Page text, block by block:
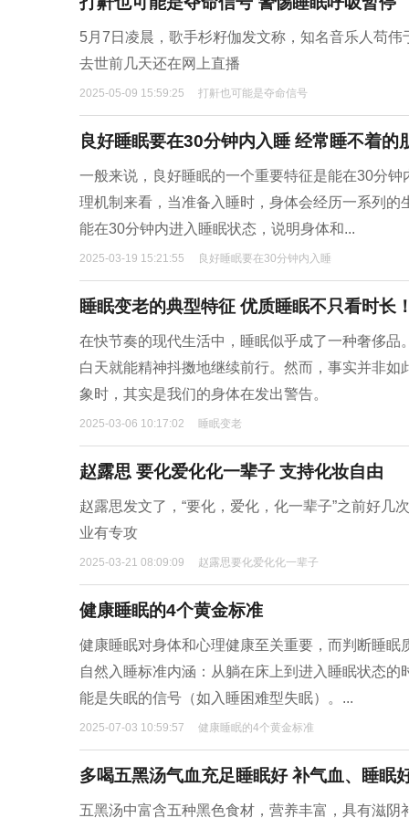
5月7日凌晨，歌手杉籽伽发文称，知名音乐人苟
去世前几天还在网上直播
2025-05-09 15:59:25 打鼾也可能是夺命信号
良好睡眠要在30分钟内入睡 经常睡不着的
一般来说，良好睡眠的一个重要特征是能在30分
理机制来看，当准备入睡时，身体会经历一系列
能在30分钟内进入睡眠状态，说明身体和...
2025-03-19 15:21:55 良好睡眠要在30分钟内入睡
睡眠变老的典型特征 优质睡眠不只看时长
在快节奏的现代生活中，睡眠似乎成了一种奢侈
白天就能精神抖擞地继续前行。然而，事实并非如
象时，其实是我们的身体在发出警告。
2025-03-06 10:17:02 睡眠变老
赵露思 要化爱化化一辈子 支持化妆自由
赵露思发文了，“要化，爱化，化一辈子”之前好
业有专攻
2025-03-21 08:09:09 赵露思要化爱化化一辈子
健康睡眠的4个黄金标准
健康睡眠对身体和心理健康至关重要，而判断睡
自然入睡标准内涵：从躺在床上到进入睡眠状态
能是失眠的信号（如入睡困难型失眠）。...
2025-07-03 10:59:57 健康睡眠的4个黄金标准
多喝五黑汤气血充足睡眠好 补气血、睡眠
五黑汤中富含五种黑色食材，营养丰富，具有滋